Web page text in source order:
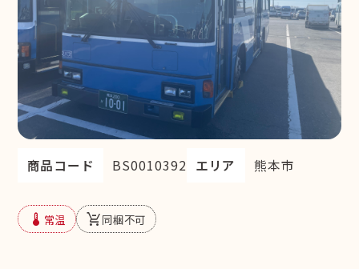
商品コード BS0010392 エリア 熊本市
device_thermostat 常温 remove_shopping_cart同梱不可